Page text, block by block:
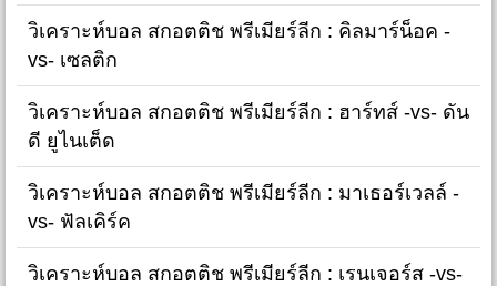
วิเคราะห์บอล สกอตติช พรีเมียร์ลีก : คิลมาร์น็อค -
vs- เซลติก
วิเคราะห์บอล สกอตติช พรีเมียร์ลีก : ฮาร์ทส์ -vs- ดัน
ดี ยูไนเต็ด
วิเคราะห์บอล สกอตติช พรีเมียร์ลีก : มาเธอร์เวลล์ -
vs- ฟัลเคิร์ค
วิเคราะห์บอล สกอตติช พรีเมียร์ลีก : เรนเจอร์ส -vs-